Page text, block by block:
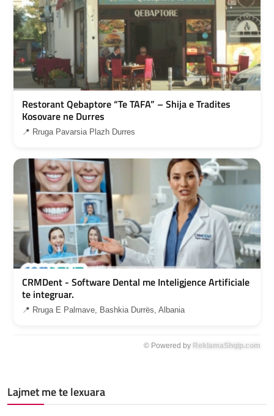
Restorant Qebaptore “Te TAFA” – Shija e Tradites
Kosovare ne Durres
📍 Rruga Pavarsia Plazh Durres
CRMDent - Software Dental me Inteligjence Artificiale
te integruar.
📍 Rruga E Palmave, Bashkia Durrës, Albania
© Powered by ReklamaShqip.com
Lajmet me te lexuara